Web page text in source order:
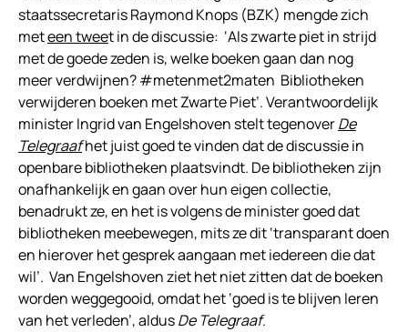
staatssecretaris Raymond Knops (BZK) mengde zich
meteen tweet in de discussie: ‘Als zwarte piet in strijd
met de goede zeden is, welke boeken gaan dan nog
meer verdwijnen? #metenmet2maten Bibliotheken
verwijderen boeken met Zwarte Piet’. Verantwoordelijk
minister Ingrid van Engelshoven stelt tegenoverDe
Telegraafhet juist goed te vinden dat de discussie in
openbare bibliotheken plaatsvindt. De bibliotheken zijn
onafhankelijk en gaan over hun eigen collectie,
benadrukt ze, en het is volgens de minister goed dat
bibliotheken meebewegen, mits ze dit ‘transparant doen
en hierover het gesprek aangaan met iedereen die dat
wil’. Van Engelshoven ziet het niet zitten dat de boeken
worden weggegooid, omdat het ‘goed is te blijven leren
van het verleden’, aldusDe Telegraaf.